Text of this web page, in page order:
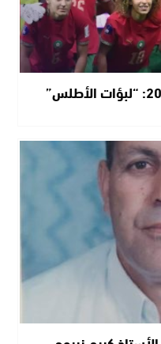
كأس أمم إفريقيا للسيدات 2026: “لبؤات الأطلس”